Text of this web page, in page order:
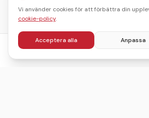
fr.595kr/pers
Vi använder cookies för att förbättra din
cookie-policy.
Acceptera alla Anpassa